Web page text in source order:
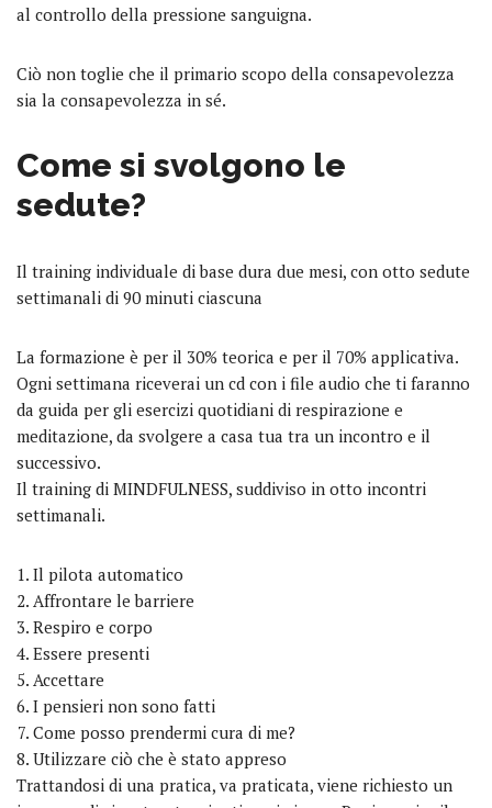
al controllo della pressione sanguigna.
Ciò non toglie che il primario scopo della consapevolezza
sia la consapevolezza in sé.
Come si svolgono le
sedute?
Il training individuale di base dura due mesi, con otto sedute
settimanali di 90 minuti ciascuna
La formazione è per il 30% teorica e per il 70% applicativa.
Ogni settimana riceverai un cd con i file audio che ti faranno
da guida per gli esercizi quotidiani di respirazione e
meditazione, da svolgere a casa tua tra un incontro e il
successivo.
Il training di MINDFULNESS, suddiviso in otto incontri
settimanali.
Il pilota automatico
Affrontare le barriere
Respiro e corpo
Essere presenti
Accettare
I pensieri non sono fatti
Come posso prendermi cura di me?
Utilizzare ciò che è stato appreso
Trattandosi di una pratica, va praticata, viene richiesto un